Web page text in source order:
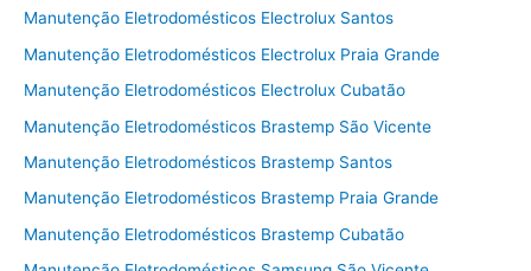
Manutenção Eletrodomésticos Electrolux Santos
Manutenção Eletrodomésticos Electrolux Praia Grande
Manutenção Eletrodomésticos Electrolux Cubatão
Manutenção Eletrodomésticos Brastemp São Vicente
Manutenção Eletrodomésticos Brastemp Santos
Manutenção Eletrodomésticos Brastemp Praia Grande
Manutenção Eletrodomésticos Brastemp Cubatão